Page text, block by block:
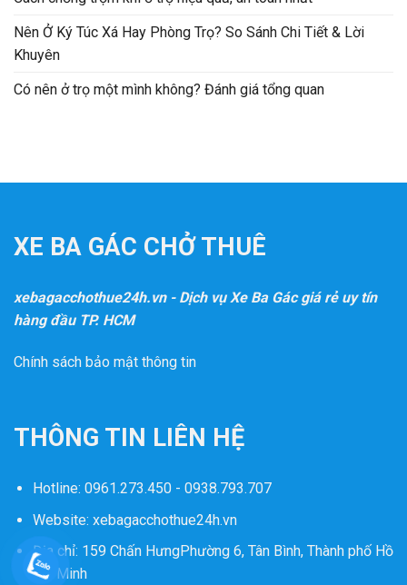
Nên Ở Ký Túc Xá Hay Phòng Trọ? So Sánh Chi Tiết & Lời
Khuyên
Có nên ở trọ một mình không? Đánh giá tổng quan
XE BA GÁC CHỞ THUÊ
xebagacchothue24h.vn - Dịch vụ Xe Ba Gác giá rẻ uy tín
hàng đầu TP. HCM
Chính sách bảo mật thông tin
THÔNG TIN LIÊN HỆ
Hotline: 0961.273.450 - 0938.793.707
Website: xebagacchothue24h.vn
Địa chỉ: 159 Chấn HưngPhường 6, Tân Bình, Thành phố Hồ
Chí Minh